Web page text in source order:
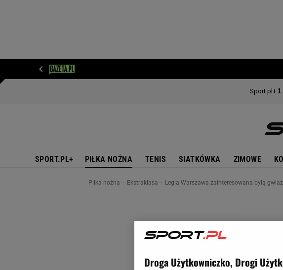
SPORT.PL+ PIŁKA NOŻNA TENIS SIATKÓWKA ZIMOWE
Piłka nożna Ekstraklasa Legia Warszawa zainteresowana byłą
Droga Użytkowniczko, Drogi